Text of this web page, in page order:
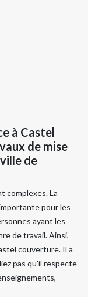
à Castel
de mise
de
complexes. La
pour les
ayant les
de travail. Ainsi,
couverture. Il a
pas qu'il respecte